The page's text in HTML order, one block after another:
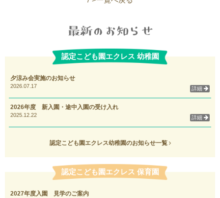
認定こども園エクレス 幼稚園
夕涼み会実施のお知らせ
2026.07.17 詳細
2026年度 新入園・途中入園の受け入れ
2025.12.22 詳細
認定こども園エクレス幼稚園のお知らせ一覧
認定こども園エクレス 保育園
2027年度入園 見学のご案内